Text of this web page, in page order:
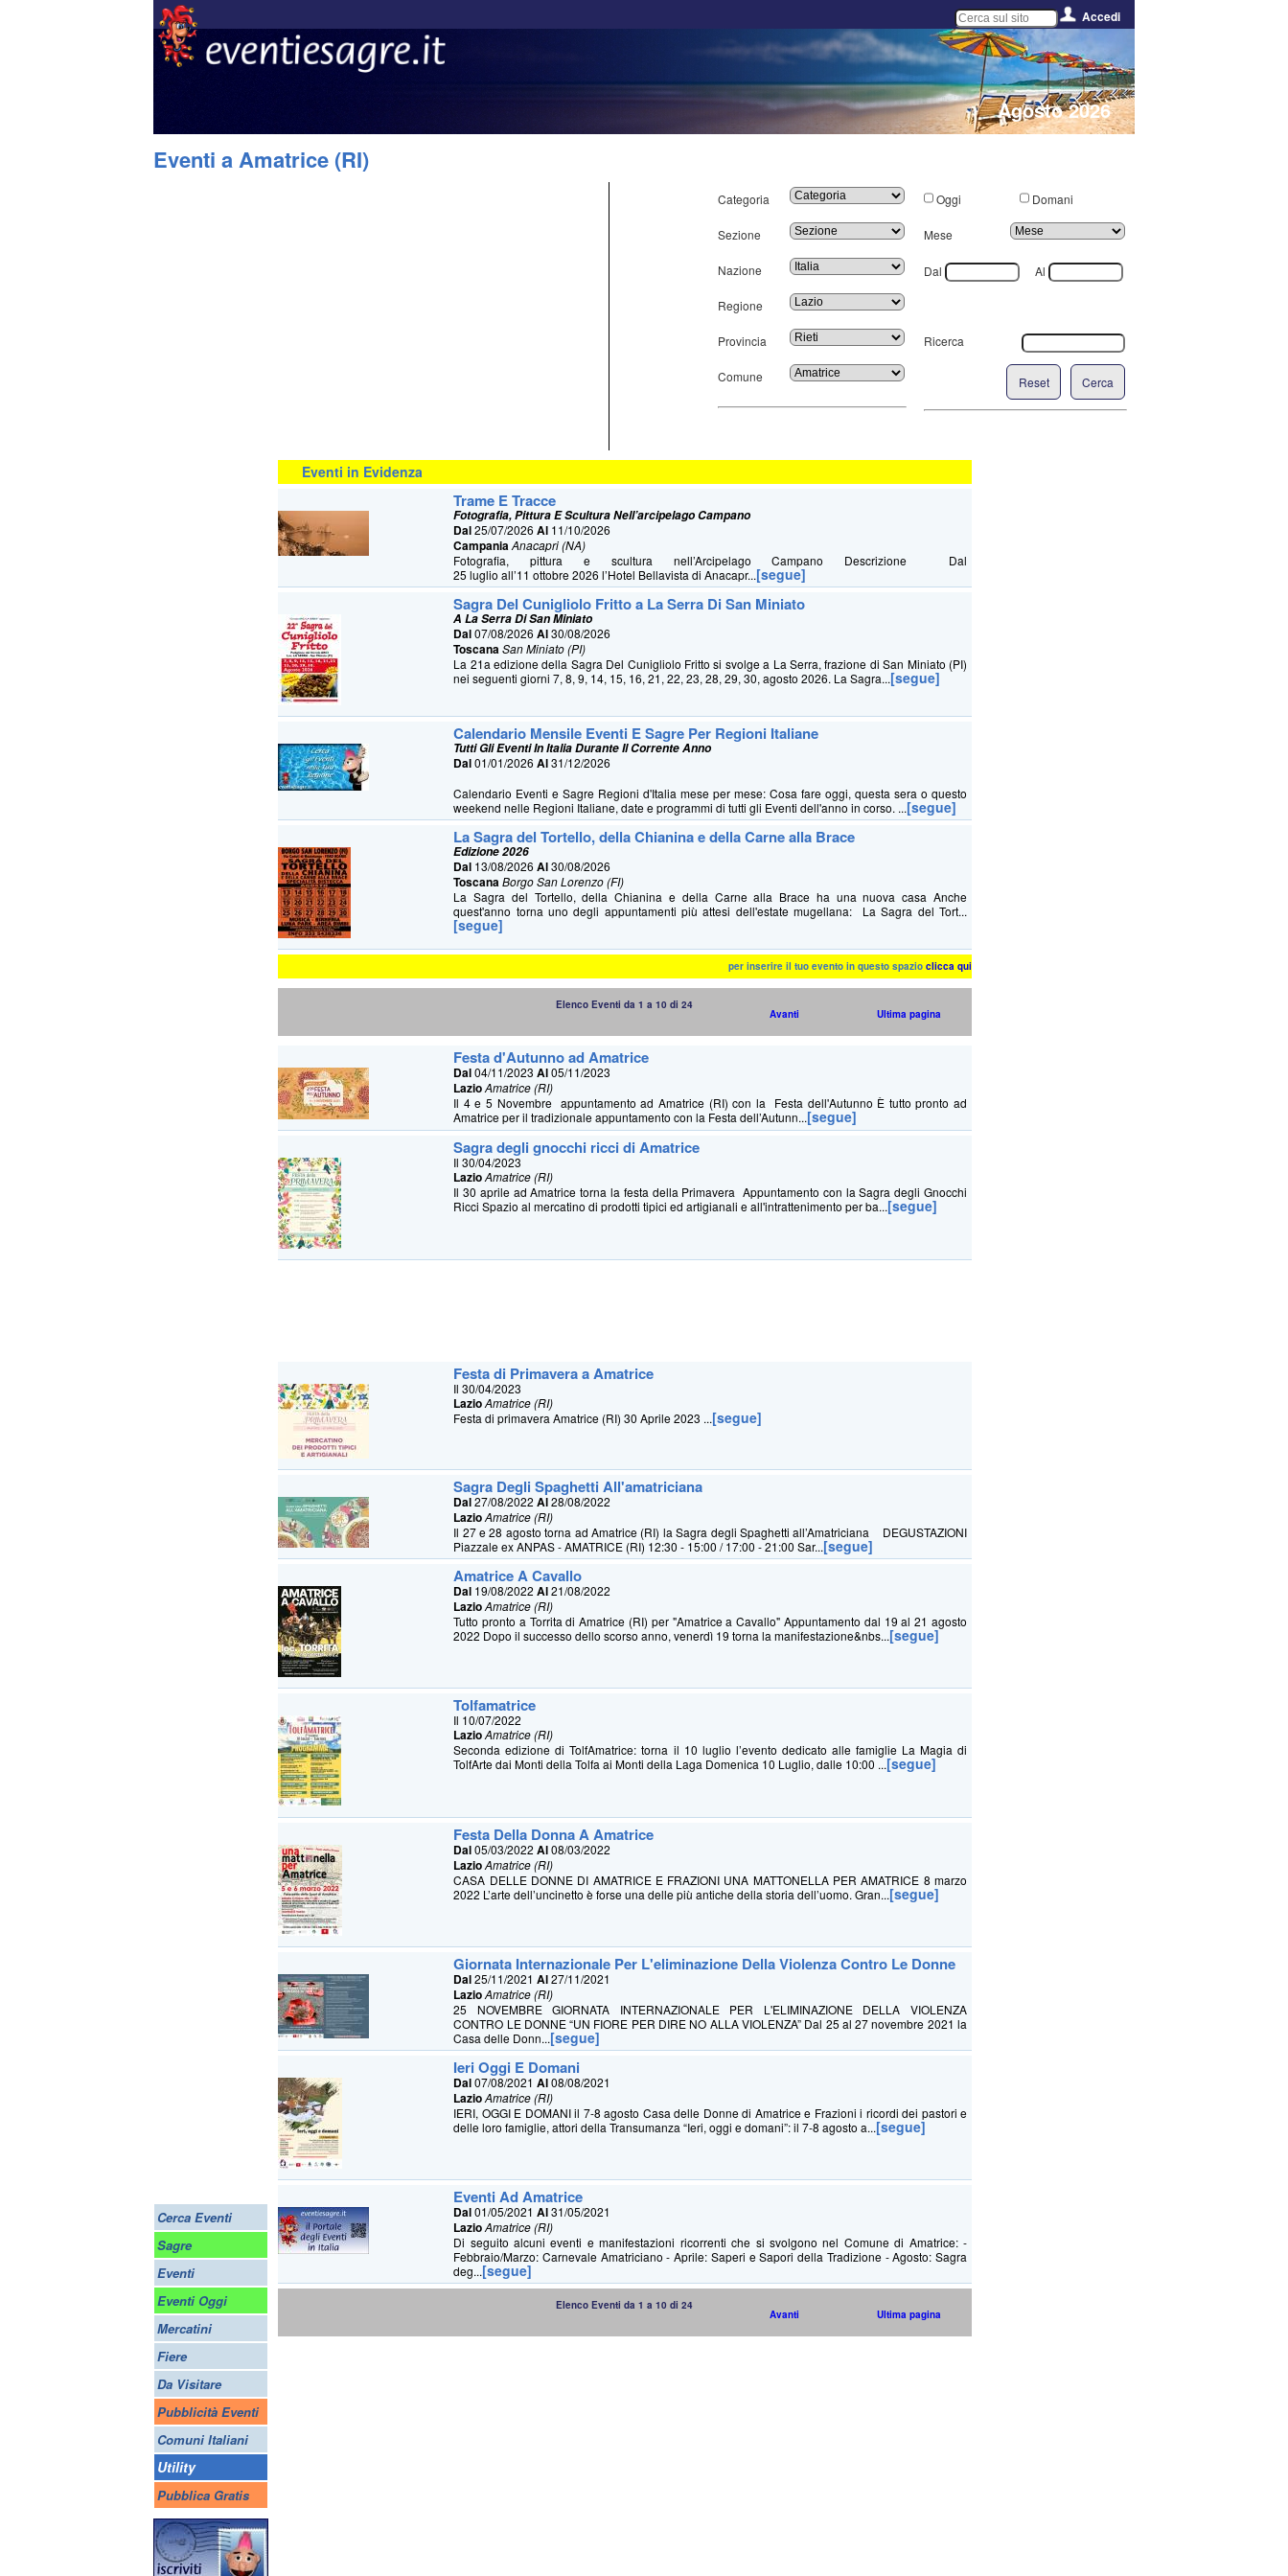
Accedi
Agosto 2026
Eventi a Amatrice (RI)
Cerca Eventi
Sagre
Eventi
Eventi Oggi
Mercatini
Fiere
Da Visitare
Pubblicità Eventi
Comuni Italiani
Utility
Pubblica Gratis
Categoria
Sezione
Nazione
Regione
Provincia
Comune
Oggi Domani
Mese
Dal Al
Ricerca
Cerca
Reset
Eventi in Evidenza
Trame E Tracce
Fotografia, Pittura E Scultura Nell’arcipelago Campano
Dal25/07/2026Al 11/10/2026
CampaniaAnacapri (NA)
Fotografia, pittura e scultura nell’Arcipelago Campano Descrizione Dal
25 luglio all’11 ottobre 2026 l’Hotel Bellavista di Anacapr...[segue]
Sagra Del Cunigliolo Fritto a La Serra Di San Miniato
A La Serra Di San Miniato
Dal07/08/2026Al30/08/2026
ToscanaSan Miniato (PI)
La 21a edizione della Sagra Del Cunigliolo Fritto si svolge a La Serra, frazione di San Miniato (PI)
nei seguenti giorni 7, 8, 9, 14, 15, 16, 21, 22, 23, 28, 29, 30, agosto 2026. La Sagra...[segue]
Calendario Mensile Eventi E Sagre Per Regioni Italiane
Tutti Gli Eventi In Italia Durante Il Corrente Anno
Dal01/01/2026Al31/12/2026
Calendario Eventi e Sagre Regioni d'Italia mese per mese: Cosa fare oggi, questa sera o questo
weekend nelle Regioni Italiane, date e programmi di tutti gli Eventi dell'anno in corso. ...[segue]
La Sagra del Tortello, della Chianina e della Carne alla Brace
Edizione 2026
Dal 13/08/2026Al30/08/2026
ToscanaBorgo San Lorenzo (FI)
La Sagra del Tortello, della Chianina e della Carne alla Brace ha una nuova casa Anche
quest'anno torna uno degli appuntamenti più attesi dell'estate mugellana: La Sagra del Tort...
[segue]
per inserire il tuo evento in questo spazio clicca qui
Elenco Eventi da 1 a 10 di 24
Avanti Ultima pagina
Festa d'Autunno ad Amatrice
Dal04/11/2023Al05/11/2023
LazioAmatrice (RI)
Il 4 e 5 Novembre appuntamento ad Amatrice (RI) con la Festa dell'Autunno È tutto pronto ad
Amatrice per il tradizionale appuntamento con la Festa dell’Autunn...[segue]
Sagra degli gnocchi ricci di Amatrice
Il 30/04/2023
LazioAmatrice (RI)
Il 30 aprile ad Amatrice torna la festa della Primavera Appuntamento con la Sagra degli Gnocchi
Ricci Spazio al mercatino di prodotti tipici ed artigianali e all'intrattenimento per ba...[segue]
Festa di Primavera a Amatrice
Il 30/04/2023
LazioAmatrice (RI)
Festa di primavera Amatrice (RI) 30 Aprile 2023 ...[segue]
Sagra Degli Spaghetti All'amatriciana
Dal27/08/2022Al28/08/2022
LazioAmatrice (RI)
Il 27 e 28 agosto torna ad Amatrice (RI) la Sagra degli Spaghetti all’Amatriciana DEGUSTAZIONI
Piazzale ex ANPAS - AMATRICE (RI) 12:30 - 15:00 / 17:00 - 21:00 Sar...[segue]
Amatrice A Cavallo
Dal 19/08/2022Al21/08/2022
LazioAmatrice (RI)
Tutto pronto a Torrita di Amatrice (RI) per "Amatrice a Cavallo" Appuntamento dal 19 al 21 agosto
2022 Dopo il successo dello scorso anno, venerdì 19 torna la manifestazione&nbs...[segue]
Tolfamatrice
Il 10/07/2022
LazioAmatrice (RI)
Seconda edizione di TolfAmatrice: torna il 10 luglio l’evento dedicato alle famiglie La Magia di
TolfArte dai Monti della Tolfa ai Monti della Laga Domenica 10 Luglio, dalle 10:00 ...[segue]
Festa Della Donna A Amatrice
Dal05/03/2022Al08/03/2022
LazioAmatrice (RI)
CASA DELLE DONNE DI AMATRICE E FRAZIONI UNA MATTONELLA PER AMATRICE 8 marzo
2022 L’arte dell’uncinetto è forse una delle più antiche della storia dell’uomo. Gran...[segue]
Giornata Internazionale Per L'eliminazione Della Violenza Contro Le Donne
Dal25/11/2021Al27/11/2021
LazioAmatrice (RI)
25 NOVEMBRE GIORNATA INTERNAZIONALE PER L'ELIMINAZIONE DELLA VIOLENZA
CONTRO LE DONNE “UN FIORE PER DIRE NO ALLA VIOLENZA” Dal 25 al 27 novembre 2021 la
Casa delle Donn...[segue]
Ieri Oggi E Domani
Dal07/08/2021Al08/08/2021
LazioAmatrice (RI)
IERI, OGGI E DOMANI il 7-8 agosto Casa delle Donne di Amatrice e Frazioni i ricordi dei pastori e
delle loro famiglie, attori della Transumanza “Ieri, oggi e domani”: il 7-8 agosto a...[segue]
Eventi Ad Amatrice
Dal01/05/2021Al31/05/2021
LazioAmatrice (RI)
Di seguito alcuni eventi e manifestazioni ricorrenti che si svolgono nel Comune di Amatrice: -
Febbraio/Marzo: Carnevale Amatriciano - Aprile: Saperi e Sapori della Tradizione - Agosto: Sagra
deg...[segue]
Elenco Eventi da 1 a 10 di 24
Avanti Ultima pagina